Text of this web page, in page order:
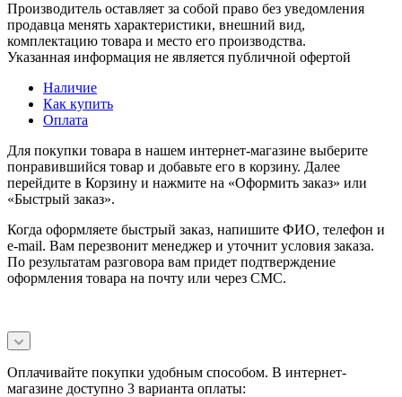
Производитель оставляет за собой право без уведомления
продавца менять характеристики, внешний вид,
комплектацию товара и место его производства.
Указанная информация не является публичной офертой
Наличие
Как купить
Оплата
Для покупки товара в нашем интернет-магазине выберите
понравившийся товар и добавьте его в корзину. Далее
перейдите в Корзину и нажмите на «Оформить заказ» или
«Быстрый заказ».
Когда оформляете быстрый заказ, напишите ФИО, телефон и
e-mail. Вам перезвонит менеджер и уточнит условия заказа.
По результатам разговора вам придет подтверждение
оформления товара на почту или через СМС.
Оплачивайте покупки удобным способом. В интернет-
магазине доступно 3 варианта оплаты: